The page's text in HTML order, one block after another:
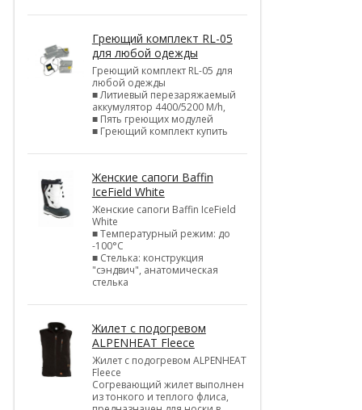
Греющий комплект RL-05
для любой одежды
Греющий комплект RL-05 для
любой одежды
■ Литиевый перезаряжаемый
аккумулятор 4400/5200 M/h,
■ Пять греющих модулей
■ Греющий комплект купить
Женские сапоги Baffin
IceField White
Женские сапоги Baffin IceField
White
■ Температурный режим: до
-100°C
■ Стелька: конструкция
"сэндвич", анатомическая
стелька
Жилет с подогревом
ALPENHEAT Fleece
Жилет с подогревом ALPENHEAT
Fleece
Согревающий жилет выполнен
из тонкого и теплого флиса,